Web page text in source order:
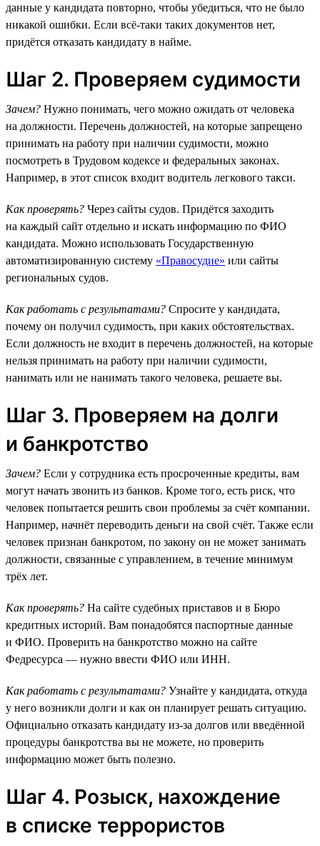
данные у кандидата повторно, чтобы убедиться, что не было
никакой ошибки. Если всё-таки таких документов нет,
придётся отказать кандидату в найме.
Шаг 2. Проверяем судимости
Зачем? Нужно понимать, чего можно ожидать от человека
на должности. Перечень должностей, на которые запрещено
принимать на работу при наличии судимости, можно
посмотреть в Трудовом кодексе и федеральных законах.
Например, в этот список входит водитель легкового такси.
Как проверять? Через сайты судов. Придётся заходить
на каждый сайт отдельно и искать информацию по ФИО
кандидата. Можно использовать Государственную
автоматизированную систему «Правосудие» или сайты
региональных судов.
Как работать с результатами? Спросите у кандидата,
почему он получил судимость, при каких обстоятельствах.
Если должность не входит в перечень должностей, на которые
нельзя принимать на работу при наличии судимости,
нанимать или не нанимать такого человека, решаете вы.
Шаг 3. Проверяем на долги
и банкротство
Зачем? Если у сотрудника есть просроченные кредиты, вам
могут начать звонить из банков. Кроме того, есть риск, что
человек попытается решить свои проблемы за счёт компании.
Например, начнёт переводить деньги на свой счёт. Также если
человек признан банкротом, по закону он не может занимать
должности, связанные с управлением, в течение минимум
трёх лет.
Как проверять? На сайте судебных приставов и в Бюро
кредитных историй. Вам понадобятся паспортные данные
и ФИО. Проверить на банкротство можно на сайте
Федресурса — нужно ввести ФИО или ИНН.
Как работать с результатами? Узнайте у кандидата, откуда
у него возникли долги и как он планирует решать ситуацию.
Официально отказать кандидату из-за долгов или введённой
процедуры банкротства вы не можете, но проверить
информацию может быть полезно.
Шаг 4. Розыск, нахождение
в списке террористов